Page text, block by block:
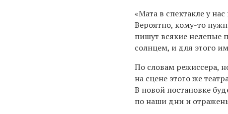
«Мата в спектакле у
Вероятно, кому-то
пишут всякие нелепые
солнцем, и для этого
По словам режиссера,
на сцене этого же
В новой постановке
по наши дни и